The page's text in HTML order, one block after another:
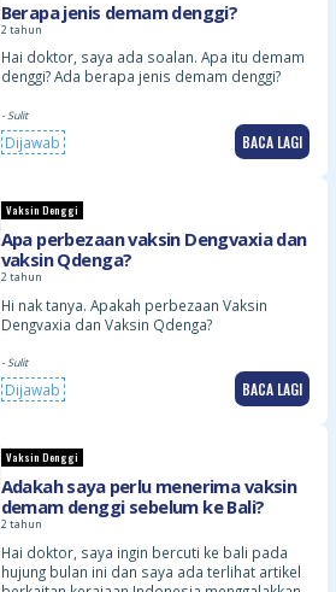
Berapa jenis demam denggi?
2 tahun
Hai doktor, saya ada soalan. Apa itu demam
denggi? Ada berapa jenis demam denggi?
- Sulit
Dijawab BACA LAGI
Vaksin Denggi
Apa perbezaan vaksin Dengvaxia dan
vaksin Qdenga?
2 tahun
Hi nak tanya. Apakah perbezaan Vaksin
Dengvaxia dan Vaksin Qdenga?
- Sulit
Dijawab BACA LAGI
Vaksin Denggi
Adakah saya perlu menerima vaksin
demam denggi sebelum ke Bali?
2 tahun
Hai doktor, saya ingin bercuti ke bali pada
hujung bulan ini dan saya ada terlihat artikel